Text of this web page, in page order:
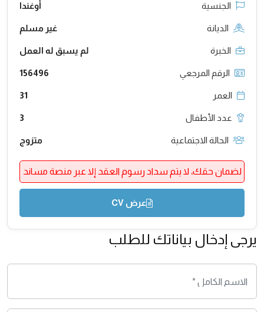
الجنسية أوغندا
الديانة غير مسلم
الخبرة لم يسبق له العمل
الرقم المرجعي 156496
العمر 31
عدد الأطفال 3
الحالة الاجتماعية متزوج
لضمان حقك، لا يتم سداد رسوم العقد إلا عبر منصة مساند
عرض CV
يرجى إدخال بياناتك للطلب